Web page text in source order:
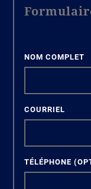
NOM COMPLET
COURRIEL
TÉLÉPHONE